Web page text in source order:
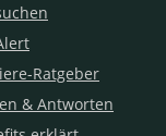
Ratgeber
& Antworten